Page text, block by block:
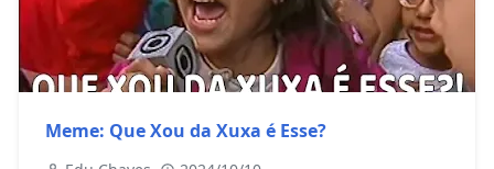
Meme: Que Xou da Xuxa é Esse?